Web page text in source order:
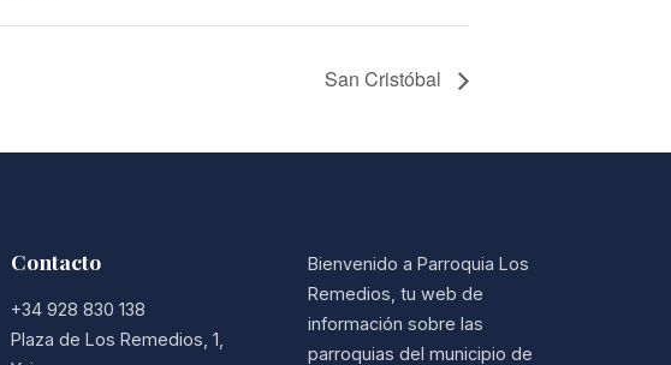
San Cristóbal
Contacto
+34 928 830 138
Plaza de Los Remedios, 1,
Bienvenido a Parroquia Los
Remedios, tu web de
información sobre las
parroquias del municipio de